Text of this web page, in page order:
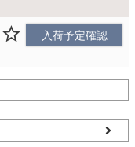
入荷予定確認